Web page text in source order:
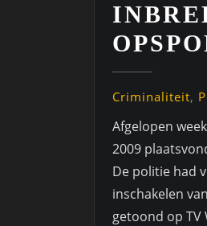
Criminaliteit,
Afgelopen
2009
De politie had
inschakelen
getoond op TV